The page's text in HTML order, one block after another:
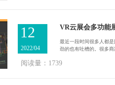
VR云展会多功能
最近一段时间很多人都
劲的也有吐槽的。很多
阅读量：1739
12
2022/04